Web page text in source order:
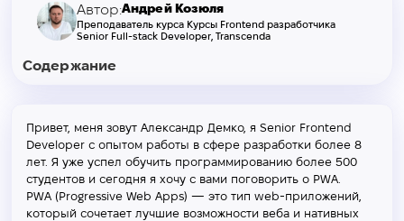
Автор:Андрей Козюля
Преподаватель курса Курсы Frontend разработчика
Senior Full-stack Developer, Transcenda
Содержание
Привет, меня зовут Александр Демко, я Senior Frontend
Developer с опытом работы в сфере разработки более 8
лет. Я уже успел обучить программированию более 500
студентов и сегодня я хочу с вами поговорить о PWA.
PWA (Progressive Web Apps) — это тип web-приложений,
который сочетает лучшие возможности веба и нативных